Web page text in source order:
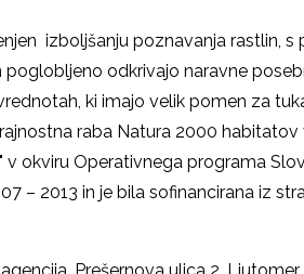
izboljšanju poznavanja rastlin,
odkrivajo naravne
ki imajo velik pomen za
raba Natura 2000
v okviru Operativnega programa
– 2013 in je bila sofinancirana iz